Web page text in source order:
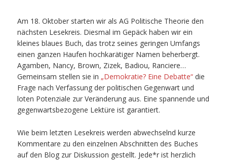
Am 18. Oktober starten wir als AG Politische Theorie den
nächsten Lesekreis. Diesmal im Gepäck haben wir ein
kleines blaues Buch, das trotz seines geringen Umfangs
einen ganzen Haufen hochkarätiger Namen beherbergt.
Agamben, Nancy, Brown, Zizek, Badiou, Ranciere…
Gemeinsam stellen sie in „Demokratie? Eine Debatte“ die
Frage nach Verfassung der politischen Gegenwart und
loten Potenziale zur Veränderung aus. Eine spannende und
gegenwartsbezogene Lektüre ist garantiert.
Wie beim letzten Lesekreis werden abwechselnd kurze
Kommentare zu den einzelnen Abschnitten des Buches
auf den Blog zur Diskussion gestellt. Jede*r ist herzlich